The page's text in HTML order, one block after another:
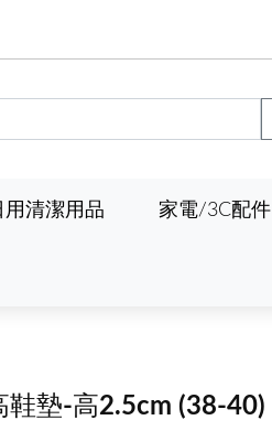
用清潔用品 家電/3C配件
鞋墊-高2.5cm (38-40)